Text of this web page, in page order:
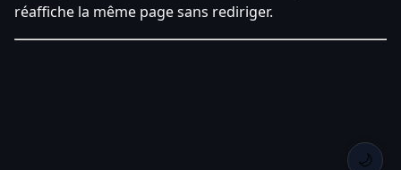
🌙
réaffiche la même page sans rediriger.